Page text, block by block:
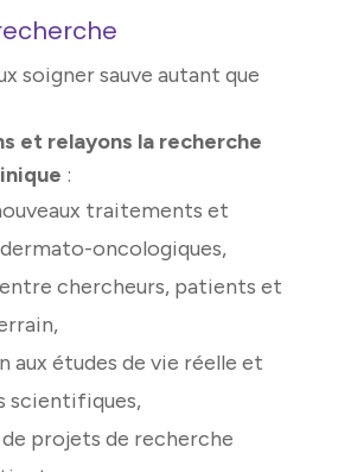
soigner sauve autant que
et relayons la recherche
:
traitements et
oncologiques,
chercheurs, patients et
aux études de vie réelle et
scientifiques,
projets de recherche